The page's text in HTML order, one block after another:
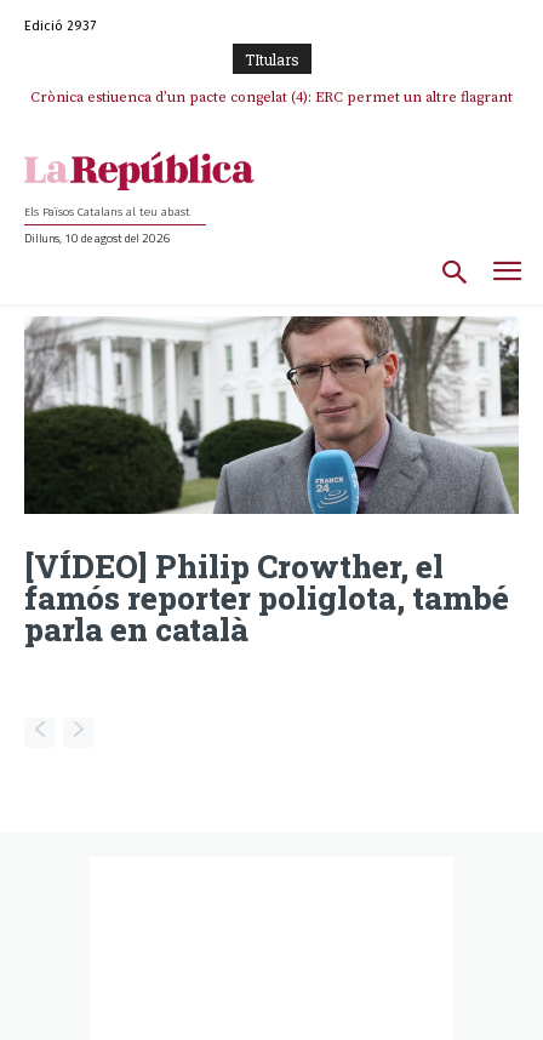
Edició 2937
TItulars
Crònica estiuenca d’un pacte congelat (4): ERC permet un altre flagrant
Els Països Catalans al teu abast
Dilluns, 10 de agost del 2026
[VÍDEO] Philip Crowther, el
famós reporter poliglota, també
parla en català